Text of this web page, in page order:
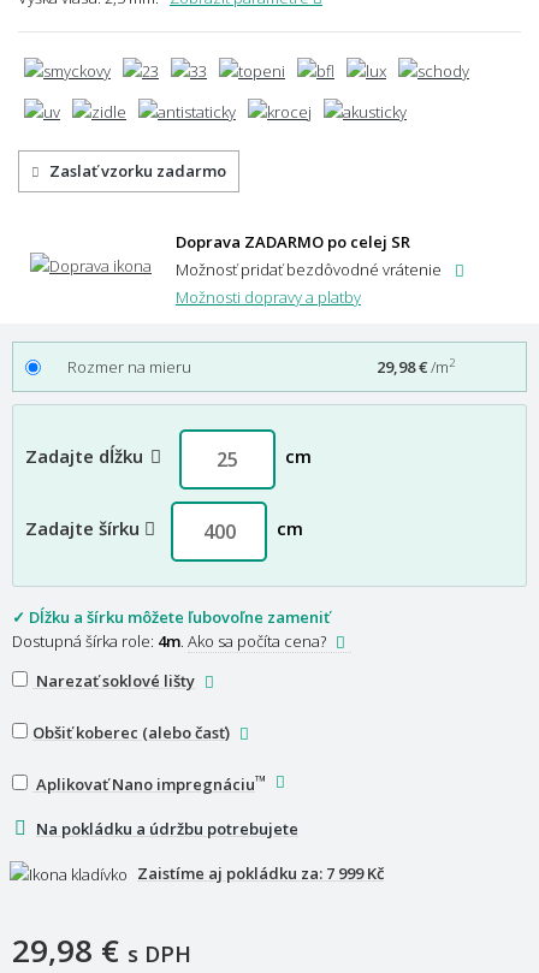
Zaslať vzorku zadarmo
Doprava ZADARMO po celej SR
Možnosť pridať bezdôvodné vrátenie
Možnosti dopravy a platby
Rozmer na mieru 29,98 €/m2
Zadajte dĺžku cm
Zadajte šírku cm
✓ Dĺžku a šírku môžete ľubovoľne zameniť
Dostupná šírka role: 4m Ako sa počíta cena?
Narezať soklové lišty
Obšiť koberec (alebo časť)
Na pokládku a údržbu potrebujete
Aplikovať Nano impregnáciu™
Zaistíme aj pokládku za: 7 999 Kč
29,98 € s DPH